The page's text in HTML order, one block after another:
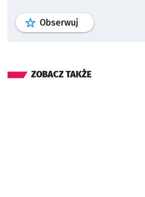
Obserwuj profil
ZOBACZ TAKŻE